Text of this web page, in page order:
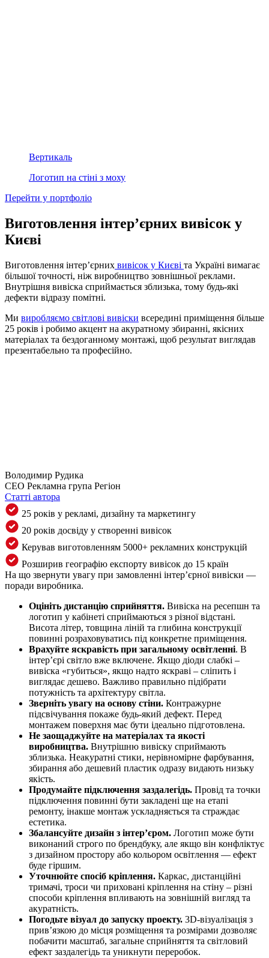
Вертикаль
Логотип на стіні з моху
Перейти у портфоліо
Виготовлення інтер’єрних вивісок у
Києві
Виготовлення інтер’єрних вивісок у Києві та Україні вимагає
більшої точності, ніж виробництво зовнішньої реклами.
Внутрішня вивіска сприймається зблизька, тому будь-які
дефекти відразу помітні.
Ми виробляємо світлові вивіски всередині приміщення більше
25 років і робимо акцент на акуратному збиранні, якісних
матеріалах та бездоганному монтажі, щоб результат виглядав
презентабельно та професійно.
Володимир Рудика
CEO Рекламна група Регіон
Статті автора
25 років у рекламі, дизайну та маркетингу
20 років досвіду у створенні вивісок
Керував виготовленням 5000+ рекламних конструкцій
Розширив географію експорту вивісок до 15 країн
На що звернути увагу при замовленні інтер’єрної вивіски —
поради виробника.
Оцініть дистанцію сприйняття. Вивіска на ресепшн та
логотип у кабінеті сприймаються з різної відстані.
Висота літер, товщина ліній та глибина конструкції
повинні розраховуватись під конкретне приміщення.
Врахуйте яскравість при загальному освітленні. В
інтер’єрі світло вже включене. Якщо діоди слабкі –
вивіска «губиться», якщо надто яскраві – сліпить і
виглядає дешево. Важливо правильно підібрати
потужність та архітектуру світла.
Зверніть увагу на основу стіни. Контражурне
підсвічування покаже будь-який дефект. Перед
монтажем поверхня має бути ідеально підготовлена.
Не заощаджуйте на матеріалах та якості
виробництва. Внутрішню вивіску сприймають
зблизька. Неакуратні стики, нерівномірне фарбування,
збирання або дешевий пластик одразу видають низьку
якість.
Продумайте підключення заздалегідь. Провід та точки
підключення повинні бути закладені ще на етапі
ремонту, інакше монтаж ускладняється та страждає
естетика.
Збалансуйте дизайн з інтер’єром. Логотип може бути
виконаний строго по брендбуку, але якщо він конфліктує
з дизайном простору або кольором освітлення — ефект
буде гіршим.
Уточнюйте спосіб кріплення. Каркас, дистанційні
тримачі, троси чи приховані кріплення на стіну – різні
способи кріплення впливають на зовнішній вигляд та
акуратність.
Погодьте візуал до запуску проекту. 3D-візуалізація з
прив’язкою до місця розміщення та розмірами дозволяє
побачити масштаб, загальне сприйняття та світловий
ефект заздалегідь та уникнути переробок.